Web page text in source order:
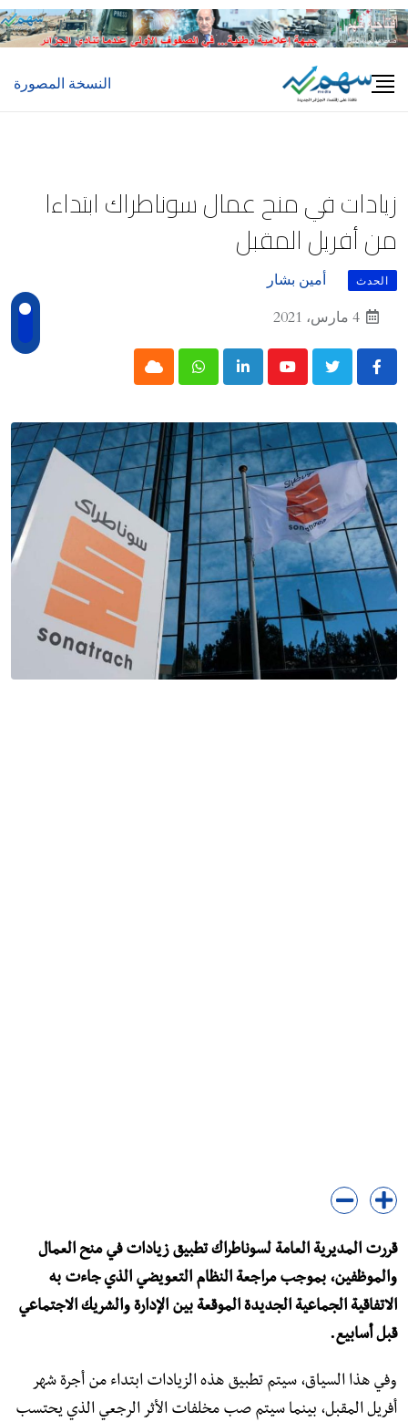
Skip
to
النسخة المصورة
زيادات في منح عمال سوناطراك ابتداءا
من أفريل المقبل
الحدث
أمين بشار
4 مارس، 2021
Youtube
LinkedIn
Whatsapp
Cloud
قررت المديرية العامة لسوناطراك تطبيق زيادات في منح العمال
والموظفين، بموجب مراجعة النظام التعويضي الذي جاءت به
الاتفاقية الجماعية الجديدة الموقعة بين الإدارة والشريك الاجتماعي
قبل أسابيع.
وفي هذا السياق، سيتم تطبيق هذه الزيادات ابتداء من أجرة شهر
أفريل المقبل، بينما سيتم صب مخلفات الأثر الرجعي الذي يحتسب